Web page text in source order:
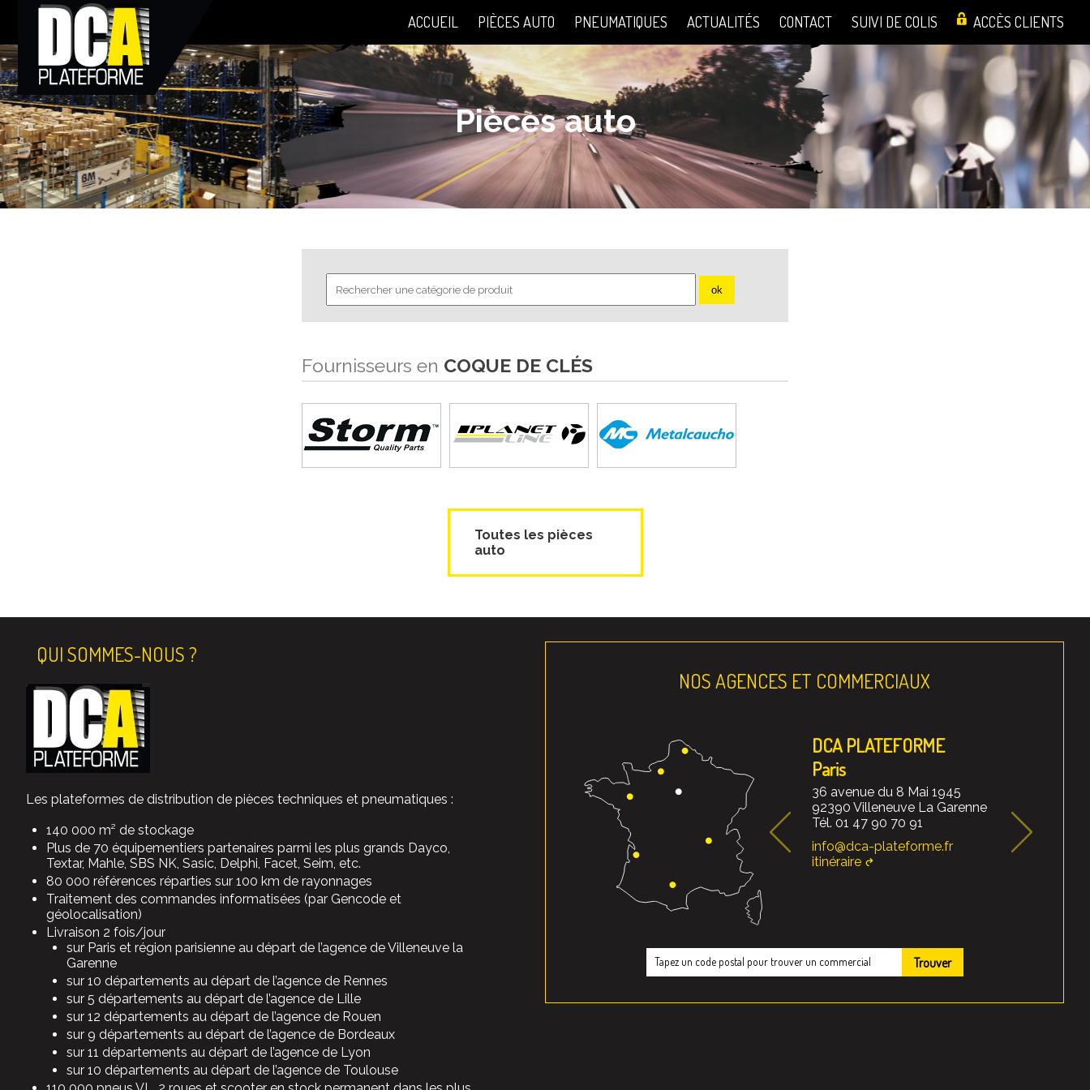
ACCUEIL PIÈCES AUTO PNEUMATIQUES ACTUALITÉS CONTACT SUIVI DE COLIS ACCÈS CLIENTS
Pièces auto
Fournisseurs en COQUE DE CLÉS
Toutes les pièces
auto
QUI SOMMES-NOUS ?
Les plateformes de distribution de pièces techniques et pneumatiques :
140 000 m² de stockage
Plus de 70 équipementiers partenaires parmi les plus grands Dayco,
Textar, Mahle, SBS NK, Sasic, Delphi, Facet, Seim, etc.
80 000 références réparties sur 100 km de rayonnages
Traitement des commandes informatisées (par Gencode et
géolocalisation)
Livraison 2 fois/jour
sur Paris et région parisienne au départ de l’agence de Villeneuve la
Garenne
sur 10 départements au départ de l’agence de Rennes
sur 5 départements au départ de l’agence de Lille
sur 12 départements au départ de l’agence de Rouen
sur 9 départements au départ de l’agence de Bordeaux
sur 11 départements au départ de l’agence de Lyon
sur 10 départements au départ de l’agence de Toulouse
NOS AGENCES ET COMMERCIAUX
DCA PLATEFORME
Paris
36 avenue du 8 Mai 1945
92390 Villeneuve La Garenne
Tél. 01 47 90 70 91
info@dca-plateforme.fr
itinéraire
Trouver